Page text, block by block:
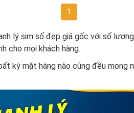
1
lý sim số đẹp giá gốc với số
cho mọi khách hàng..
kỳ mặt hàng nào cũng đều mong